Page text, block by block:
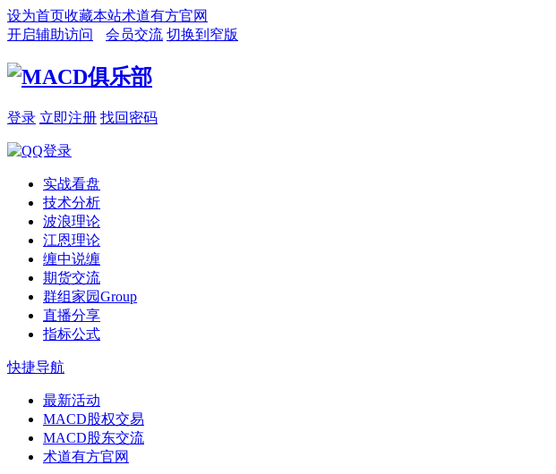
设为首页收藏本站术道有方官网
开启辅助访问
会员交流 切换到窄版
登录 立即注册 找回密码
实战看盘
技术分析
波浪理论
江恩理论
缠中说缠
期货交流
群组家园Group
直播分享
指标公式
快捷导航
最新活动
MACD股权交易
MACD股东交流
术道有方官网